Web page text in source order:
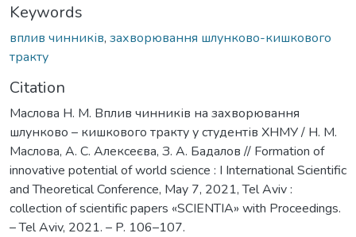
Keywords
вплив чинників, захворювання шлунково-кишкового
тракту
Citation
Маслова Н. М. Вплив чинників на захворювання
шлунково – кишкового тракту у студентів ХНМУ / Н. М.
Маслова, А. С. Алексеєва, З. А. Бадалов // Formation of
innovative potential of world science : I International Scientific
and Theoretical Conference, May 7, 2021, Tel Aviv :
collection of scientific papers «SCIENTIA» with Proceedings.
– Tel Aviv, 2021. – P. 106–107.